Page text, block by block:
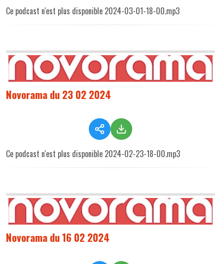
Ce podcast n'est plus disponible 2024-03-01-18-00.mp3
Novorama du 23 02 2024
Ce podcast n'est plus disponible 2024-02-23-18-00.mp3
Novorama du 16 02 2024